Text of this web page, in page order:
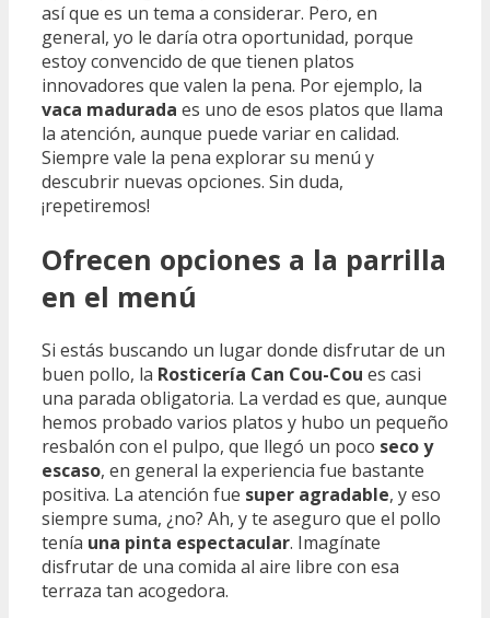
así que es un tema a considerar. Pero, en
general, yo le daría otra oportunidad, porque
estoy convencido de que tienen platos
innovadores que valen la pena. Por ejemplo, la
vaca madurada es uno de esos platos que llama
la atención, aunque puede variar en calidad.
Siempre vale la pena explorar su menú y
descubrir nuevas opciones. Sin duda,
¡repetiremos!
Ofrecen opciones a la parrilla
en el menú
Si estás buscando un lugar donde disfrutar de un
buen pollo, la Rosticería Can Cou-Cou es casi
una parada obligatoria. La verdad es que, aunque
hemos probado varios platos y hubo un pequeño
resbalón con el pulpo, que llegó un poco seco y
escaso, en general la experiencia fue bastante
positiva. La atención fue super agradable, y eso
siempre suma, ¿no? Ah, y te aseguro que el pollo
tenía una pinta espectacular. Imagínate
disfrutar de una comida al aire libre con esa
terraza tan acogedora.